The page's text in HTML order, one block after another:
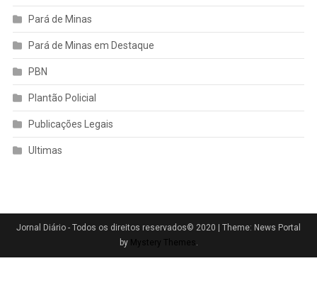
Pará de Minas
Pará de Minas em Destaque
PBN
Plantão Policial
Publicações Legais
Ultimas
Jornal Diário - Todos os direitos reservados© 2020
Theme: News Portal
by Mystery Themes .